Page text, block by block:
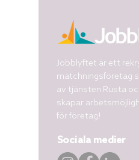
Jobblyftet är ett
matchningsföretag
av tjänsten Rusta
skapar
för företag!
Sociala medier